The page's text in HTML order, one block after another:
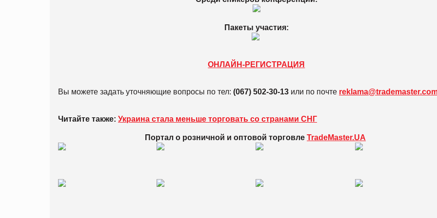
Пакеты участия:
ОНЛАЙН-РЕГИСТРАЦИЯ
Вы можете задать уточняющие вопросы по тел: (067) 502-30-13 или по почте
Читайте также: Украина стала меньше торговать со странами СНГ
Портал о розничной и оптовой торговле TradeMaster.UA